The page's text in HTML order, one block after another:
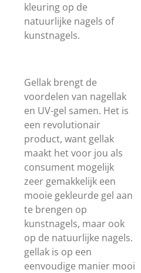
kleuring op de
natuurlijke nagels of
kunstnagels.
Gellak brengt de
voordelen van nagellak
en UV-gel samen. Het is
een revolutionair
product, want gellak
maakt het voor jou als
consument mogelijk
zeer gemakkelijk een
mooie gekleurde gel aan
te brengen op
kunstnagels, maar ook
op de natuurlijke nagels.
gellak is op een
eenvoudige manier mooi